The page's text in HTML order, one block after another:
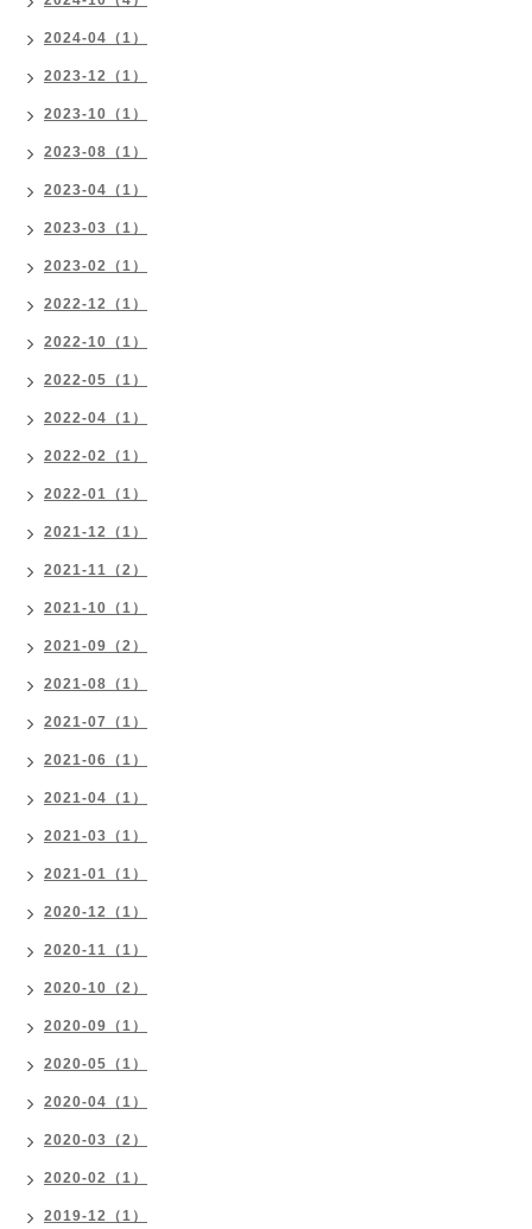
2024-04（1）
2023-12（1）
2023-10（1）
2023-08（1）
2023-04（1）
2023-03（1）
2023-02（1）
2022-12（1）
2022-10（1）
2022-05（1）
2022-04（1）
2022-02（1）
2022-01（1）
2021-12（1）
2021-11（2）
2021-10（1）
2021-09（2）
2021-08（1）
2021-07（1）
2021-06（1）
2021-04（1）
2021-03（1）
2021-01（1）
2020-12（1）
2020-11（1）
2020-10（2）
2020-09（1）
2020-05（1）
2020-04（1）
2020-03（2）
2020-02（1）
2019-12（1）